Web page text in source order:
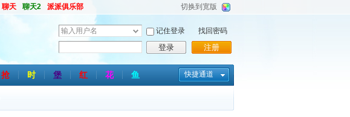
切换到宽版
聊天 聊天2 派派俱乐部
用
户
名
记住登录
登录
找回密码
注册
快捷通道
抢 时 堡 红 花 鱼